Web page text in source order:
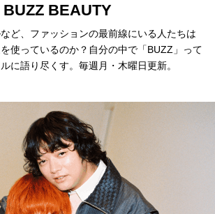
BEAUTY
ど、ファッションの最前線にいる人たちは
使っているのか？自分の中で「BUZZ」って
に語り尽くす。毎週月・木曜日更新。